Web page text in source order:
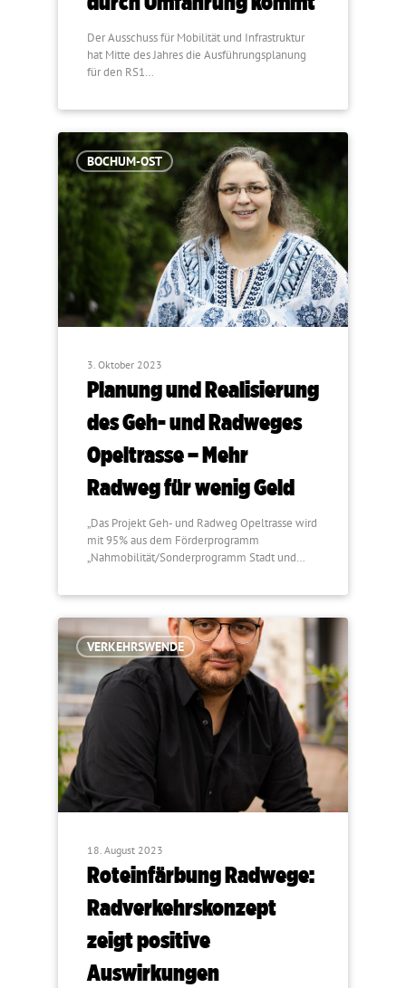
Der Ausschuss für Mobilität und Infrastruktur
hat Mitte des Jahres die Ausführungsplanung
für den RS1…
BOCHUM-OST
3. Oktober 2023
Planung und Realisierung
des Geh- und Radweges
Opeltrasse – Mehr
Radweg für wenig Geld
„Das Projekt Geh- und Radweg Opeltrasse wird
mit 95% aus dem Förderprogramm
„Nahmobilität/Sonderprogramm Stadt und…
VERKEHRSWENDE
18. August 2023
Roteinfärbung Radwege:
Radverkehrskonzept
zeigt positive
Auswirkungen